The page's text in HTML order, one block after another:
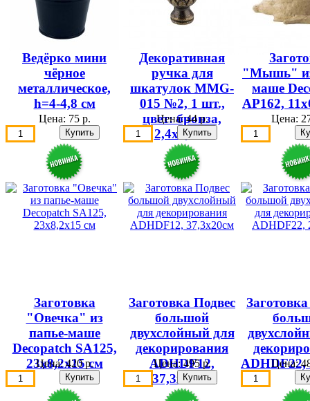
Ведёрко мини
чёрное
металлическое,
h=4-4,8 см
Цена: 75 р.
Декоративная
ручка для
шкатулок MMG-
015 №2, 1 шт.,
цвет: бронза,
2,4х1,2см
Цена:44 р.
"Мышь"
маше
AP162,
Цена:
Заготовка
"Овечка" из
папье-маше
Decopatch SA125,
23х8,2х15 см
Цена:420 р.
Заготовка Подвес
большой
двухслойный для
декорирования
ADHDF12,
37,3х20см
Цена:495 р.
ADHDF22,
Цена: